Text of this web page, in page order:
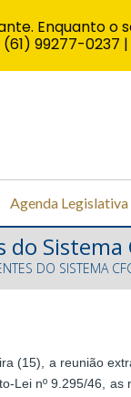
Agenda Legislativa
Sistema
DO SISTEMA
(15), a reunião
Lei nº 9.295/46,
Enquanto o
(61) 99277-0237